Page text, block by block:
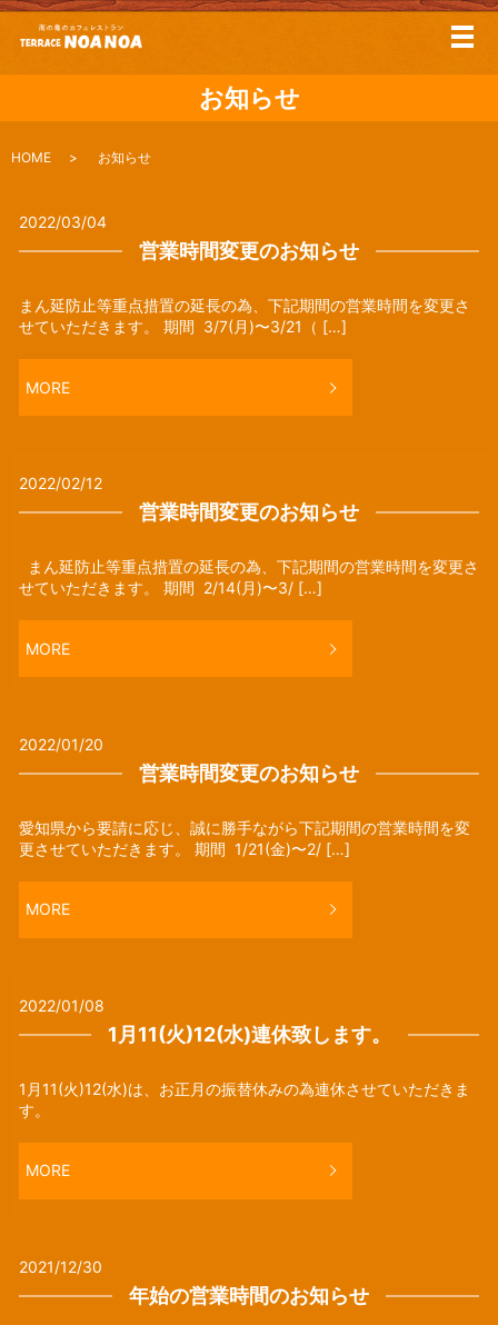
メ
お知らせ
HOME お知らせ
2022/03/04
営業時間変更のお知らせ
まん延防止等重点措置の延長の為、下記期間の営業時間を変更さ
せていただきます。 期間 3/7(月)〜3/21（ […]
MORE
2022/02/12
営業時間変更のお知らせ
まん延防止等重点措置の延長の為、下記期間の営業時間を変更さ
せていただきます。 期間 2/14(月)〜3/ […]
MORE
2022/01/20
営業時間変更のお知らせ
愛知県から要請に応じ、誠に勝手ながら下記期間の営業時間を変
更させていただきます。 期間 1/21(金)〜2/ […]
MORE
2022/01/08
1月11(火)12(水)連休致します。
1月11(火)12(水)は、お正月の振替休みの為連休させていただきま
す。
MORE
2021/12/30
年始の営業時間のお知らせ